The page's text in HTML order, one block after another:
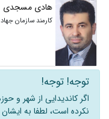
هادی مسجدی
کارمند سازمان
توجه! توجه!
اگر کاندیدایی از شهر و
نکرده است، لطفا به